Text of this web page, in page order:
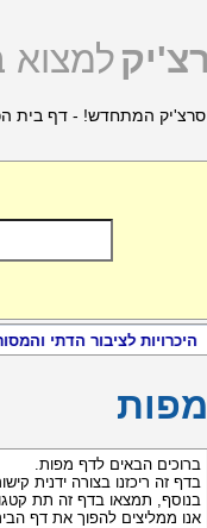
למצוא
המתחדש! - דף בית
מפות
ברוכים הבאים לדף מפות.
בדף זה ריכזנו בצורה ידנית
בנוסף, תמצאו בדף זה תת
אנו ממליצים להפוך את דף